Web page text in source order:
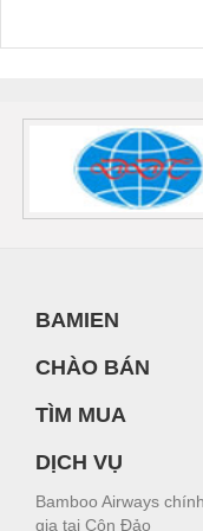
BAMIEN
CHÀO BÁN
TÌM MUA
DỊCH VỤ
Bamboo Airways
gia tại Côn Đảo